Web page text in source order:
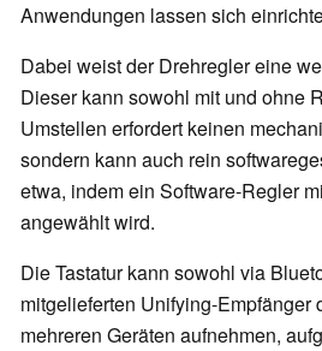
Anwendungen lassen sich
Dabei weist der Drehregler eine
Dieser kann sowohl mit und ohne
Umstellen erfordert keinen
sondern kann auch rein
etwa, indem ein Software-Regler
angewählt wird.
Die Tastatur kann sowohl via
mitgelieferten Unifying-Empfänger
mehreren Geräten aufnehmen,